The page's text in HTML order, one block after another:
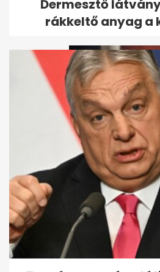
inger: hol
„Ha
elsőnek
Pepe,...
Dermesztő
rákkeltő anyag a